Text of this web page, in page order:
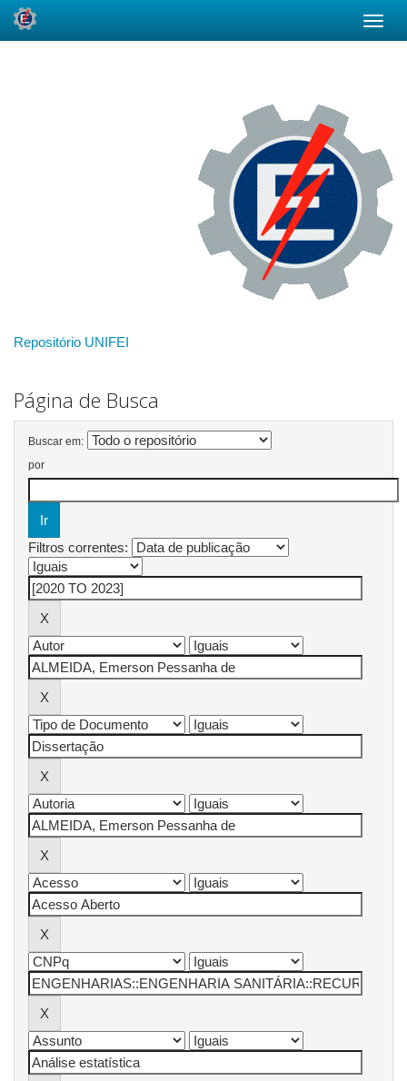
Repositório UNIFEI
Página de Busca
Buscar em:
por
Filtros correntes: